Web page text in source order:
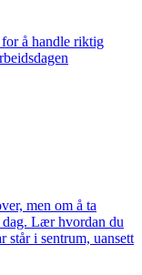
å handle riktig
men om å ta
dag. Lær hvordan du
i sentrum, uansett